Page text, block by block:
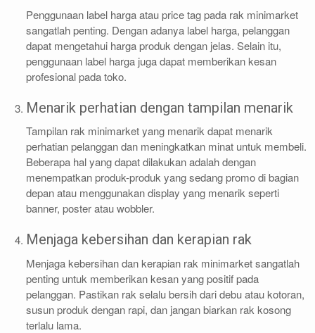
Penggunaan label harga atau price tag pada rak minimarket
sangatlah penting. Dengan adanya label harga, pelanggan
dapat mengetahui harga produk dengan jelas. Selain itu,
penggunaan label harga juga dapat memberikan kesan
profesional pada toko.
Menarik perhatian dengan tampilan menarik
Tampilan rak minimarket yang menarik dapat menarik
perhatian pelanggan dan meningkatkan minat untuk membeli.
Beberapa hal yang dapat dilakukan adalah dengan
menempatkan produk-produk yang sedang promo di bagian
depan atau menggunakan display yang menarik seperti
banner, poster atau wobbler.
Menjaga kebersihan dan kerapian rak
Menjaga kebersihan dan kerapian rak minimarket sangatlah
penting untuk memberikan kesan yang positif pada
pelanggan. Pastikan rak selalu bersih dari debu atau kotoran,
susun produk dengan rapi, dan jangan biarkan rak kosong
terlalu lama.